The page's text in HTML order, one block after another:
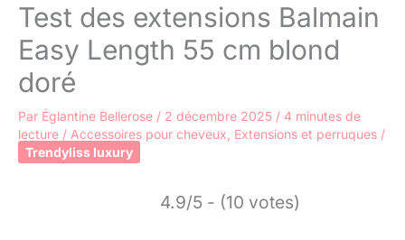
Test des extensions Balmain
Easy Length 55 cm blond
doré
Par Églantine Bellerose / 2 décembre 2025 / 4 minutes de
lecture / Accessoires pour cheveux Extensions et perruques /
Trendyliss luxury
4.9/5 - (10 votes)